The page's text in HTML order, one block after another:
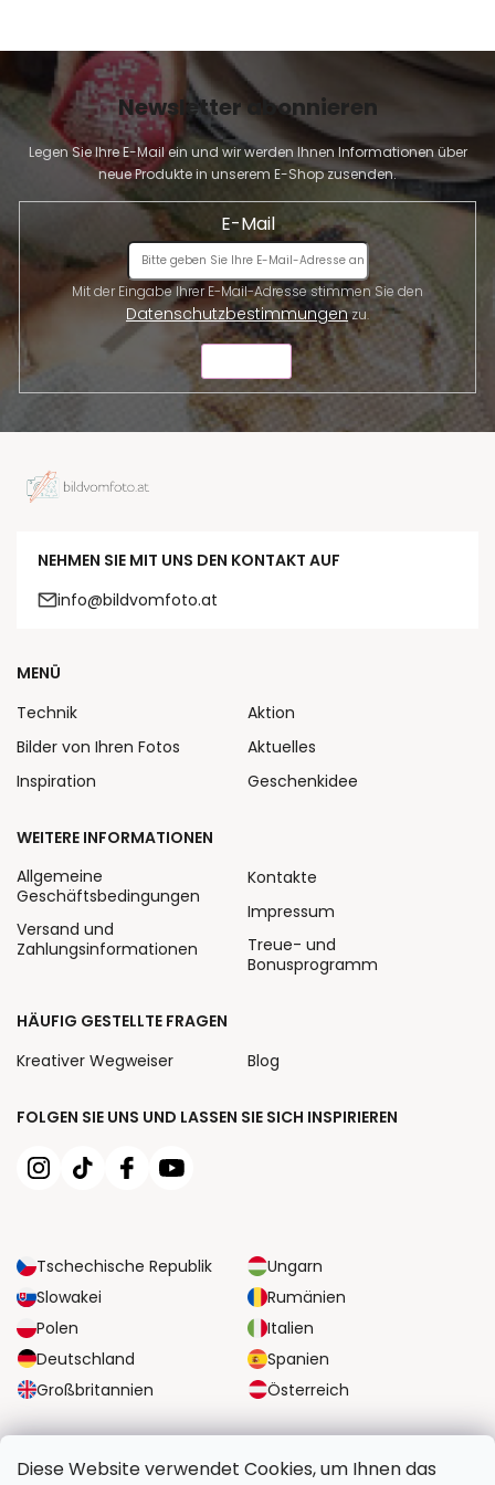
Diese Website verwendet Cookies, um Ihnen das
e
Newsletter abonnieren
Legen Sie Ihre E-Mail ein und wir werden Ihnen Informationen über
neue Produkte in unserem E-Shop zusenden.
E-Mail
Datenschutzbestimmungenzu.
NEHMEN SIE MIT UNS DEN KONTAKT AUF
info@bildvomfoto.at
FOLGEN SIE UNS UND LASSEN SIE SICH INSPIRIEREN
Tschechische Republik
Ungarn
Slowakei
Rumänien
Polen
Italien
Deutschland
Spanien
Großbritannien
Österreich
MENÜ
Technik
Bilder von Ihren Fotos
Inspiration
Aktion
Aktuelles
Geschenkidee
WEITERE INFORMATIONEN
Allgemeine
Geschäftsbedingungen
Versand und
Zahlungsinformationen
Kontakte
Impressum
Treue- und
Bonusprogramm
HÄUFIG GESTELLTE FRAGEN
Kreativer Wegweiser
Blog